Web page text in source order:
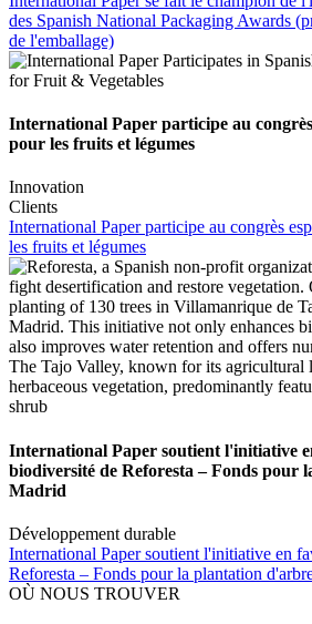
des Spanish National Packaging Awards
de l'emballage)
International Paper participe au
pour les fruits et légumes
Innovation
Clients
International Paper participe au congrès
les fruits et légumes
International Paper soutient l'initiative
biodiversité de Reforesta – Fonds pour
Madrid
Développement durable
International Paper soutient l'initiative en
Reforesta – Fonds pour la plantation
OÙ NOUS TROUVER